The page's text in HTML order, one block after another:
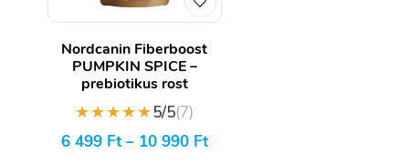
Nordcanin Fiberboost
PUMPKIN SPICE –
prebiotikus rost
★★★★★5/5(7)
6 499 Ft– 10 990 Ft